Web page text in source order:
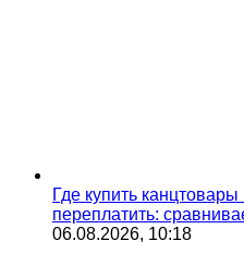
Где купить
переплатить:
06.08.2026, 10:18